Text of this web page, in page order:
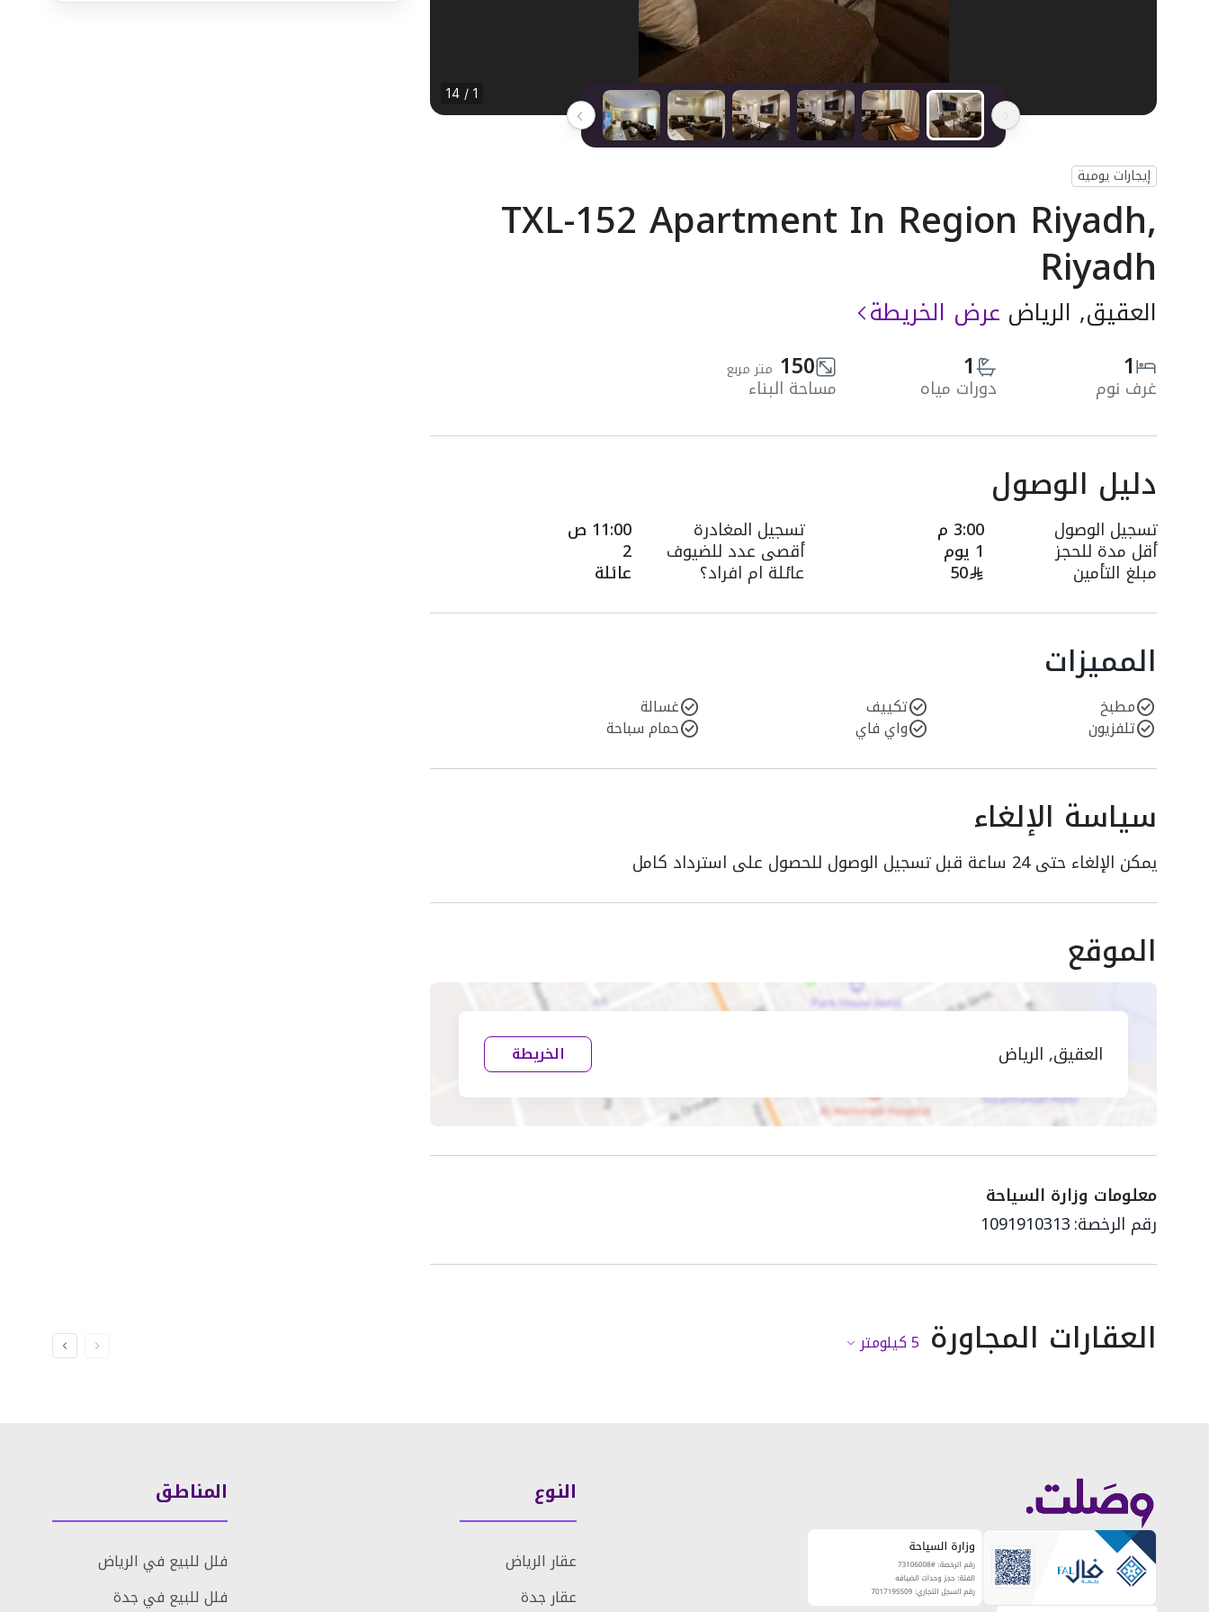
1 / 14
إيجارات يومية
TXL-152 Apartment In Region Riyadh,
Riyadh
العقيق, الرياض عرض الخريطة
1
غرف نوم
1
دورات مياه
150 متر مربع
مساحة البناء
دليل الوصول
تسجيل الوصول 3:00 م تسجيل المغادرة 11:00 ص
أقل مدة للحجز 1 يوم أقصى عدد للضيوف 2
مبلغ التأمين 50 عائلة ام افراد؟ عائلة
المميزات
مطبخ تكييف غسالة
تلفزيون واي فاي حمام سباحة
سياسة الإلغاء
يمكن الإلغاء حتى 24 ساعة قبل تسجيل الوصول للحصول على استرداد كامل
الموقع
العقيق, الرياض الخريطة
معلومات وزارة السياحة
رقم الرخصة:1091910313
العقارات المجاورة 5كيلومتر
النوع
عقار الرياض
عقار جدة
المناطق
فلل للبيع في الرياض
فلل للبيع في جدة